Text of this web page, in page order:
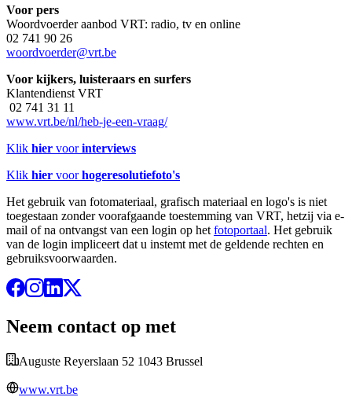
Voor pers
Woordvoerder aanbod VRT: radio, tv en online
02 741 90 26
woordvoerder@vrt.be
Voor kijkers, luisteraars en surfers
Klantendienst VRT
02 741 31 11
www.vrt.be/nl/heb-je-een-vraag/
Klik hier voorinterviews
Klik hier voorhogeresolutiefoto's
Het gebruik van fotomateriaal, grafisch materiaal en logo's is niet
toegestaan zonder voorafgaande toestemming van VRT, hetzij via e-
mail of na ontvangst van een login op het fotoportaal. Het gebruik
van de login impliceert dat u instemt met de geldende rechten en
gebruiksvoorwaarden.
Neem contact op met
Auguste Reyerslaan 52 1043 Brussel
www.vrt.be